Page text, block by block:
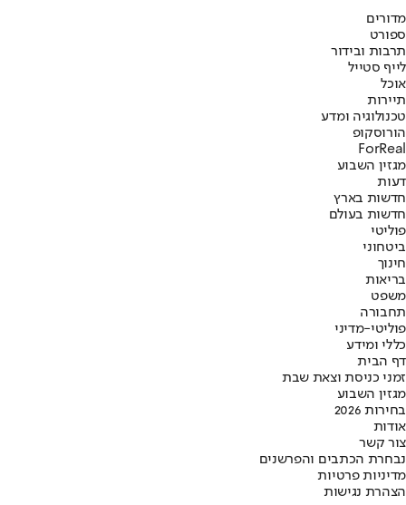
מדורים
ספורט
תרבות ובידור
לייף סטייל
אוכל
תיירות
טכנולוגיה ומדע
הורוסקופ
ForReal
מגזין השבוע
דעות
חדשות בארץ
חדשות בעולם
פוליטי
ביטחוני
חינוך
בריאות
משפט
תחבורה
פוליטי-מדיני
כללי ומידע
דף הבית
זמני כניסת וצאת שבת
מגזין השבוע
בחירות 2026
אודות
צור קשר
נבחרת הכתבים והפרשנים
מדיניות פרטיות
הצהרת נגישות